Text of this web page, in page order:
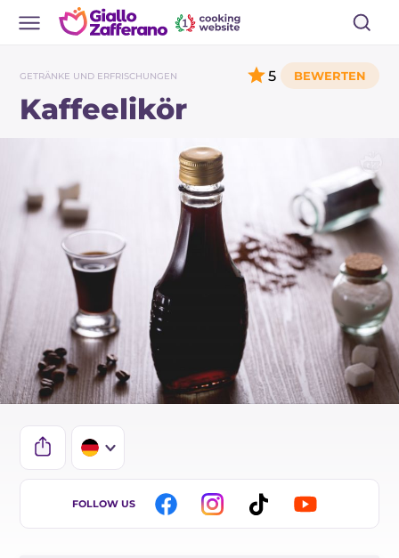
GETRÄNKE UND ERFRISCHUNGEN
Kaffeelikör
5
IT
FOLLOW US